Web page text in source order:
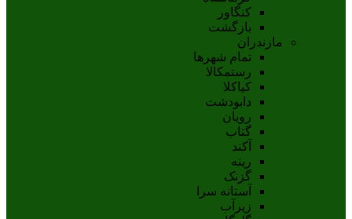
کنگاور
بازگشت
مازندران
تمام شهر‌ها
رستمکالا
کیاکلا
دابودشت
رویان
گتاب
آکند
رینه
گزنک
آستانه سرا
زیرآب